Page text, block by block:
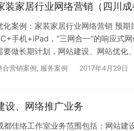
装家居行业网络营销（四川成
化案例：家装家居行业网络营销 预
手机+iPad，“三网合一”的响应式
要做长期计划，网站建设、网站优化
果评估：一个月时间网站建设完成，
览者带来良好的视觉享受和时代动感
合营销案例, 服务案例 2017年4月29日
设、网络推广业务
佳络工作室业务范围包括：网站建